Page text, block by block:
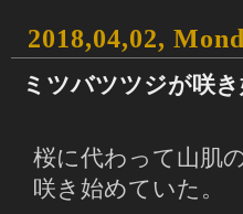
2018,04,02,
ミツバツツジが咲
桜に代わって山肌
咲き始めていた。